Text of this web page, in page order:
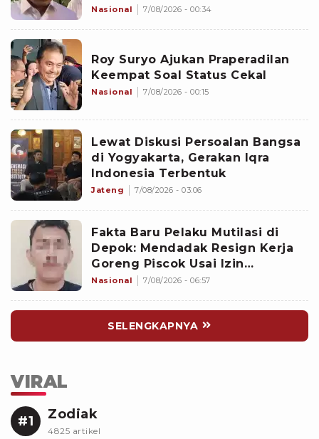
Nasional 7/08/2026 - 00:34
Roy Suryo Ajukan Praperadilan
Keempat Soal Status Cekal
Nasional 7/08/2026 - 00:15
Lewat Diskusi Persoalan Bangsa
di Yogyakarta, Gerakan Iqra
Indonesia Terbentuk
Jateng 7/08/2026 - 03:06
Fakta Baru Pelaku Mutilasi di
Depok: Mendadak Resign Kerja
Goreng Piscok Usai Izin
Interview di Mal
Nasional 7/08/2026 - 06:57
SELENGKAPNYA
VIRAL
#1 Zodiak
4825 artikel